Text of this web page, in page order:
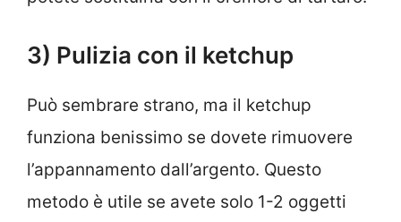
3) Pulizia con il ketchup
Può sembrare strano, ma il ketchup
funziona benissimo se dovete rimuovere
l’appannamento dall’argento. Questo
metodo è utile se avete solo 1-2 oggetti